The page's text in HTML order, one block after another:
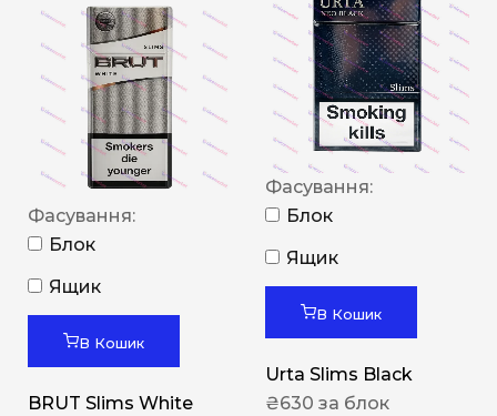
Фасування:
Блок
Ящик
В Кошик
BRUT Slims White
Фасування:
Блок
Ящик
В Кошик
Urta Slims Black
₴630 за блок